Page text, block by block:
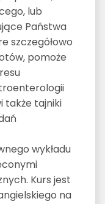
lub
Państwa
szczegółowo
pomoże
także tajniki
wykładu
Kurs jest
na